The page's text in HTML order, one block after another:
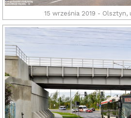
15 września 2019 - Olsztyn,